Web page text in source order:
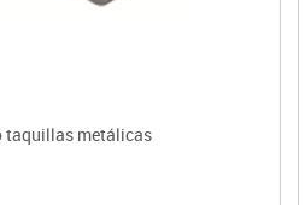
taquillas metálicas